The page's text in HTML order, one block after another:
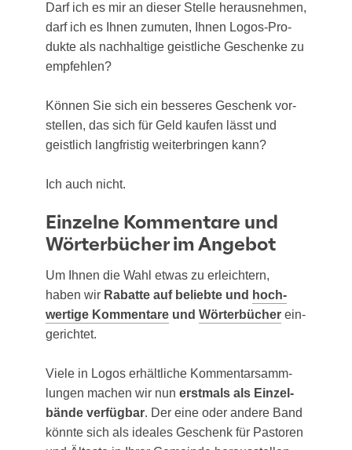
Darf ich es mir an die­ser Stel­le her­aus­neh­men,
darf ich es Ihnen zumu­ten, Ihnen Logos-Pro­
duk­te als nach­hal­ti­ge geist­li­che Geschen­ke zu
emp­feh­len?
Kön­nen Sie sich ein bes­se­res Geschenk vor­
stel­len, das sich für Geld kau­fen lässt und
geist­lich lang­fris­tig wei­ter­brin­gen kann?
Ich auch nicht.
Einzelne Kommentare und
Wörterbücher im Angebot
Um Ihnen die Wahl etwas zu erleich­tern,
haben wir Rabat­te auf belieb­te und hoch­
wer­ti­ge Kom­men­ta­re und Wör­ter­bü­cher ein­
ge­rich­tet.
Vie­le in Logos erhält­li­che Kom­men­tar­samm­
lun­gen machen wir nun erst­mals als Ein­zel­
bän­de ver­füg­bar. Der eine oder ande­re Band
könn­te sich als idea­les Geschenk für Pas­to­ren